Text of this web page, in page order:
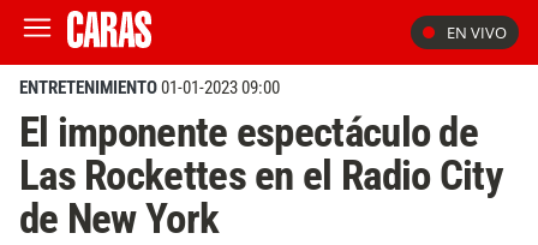
EN VIVO
ENTRETENIMIENTO01-01-2023 09:00
El imponente espectáculo de
Las Rockettes en el Radio City
de New York